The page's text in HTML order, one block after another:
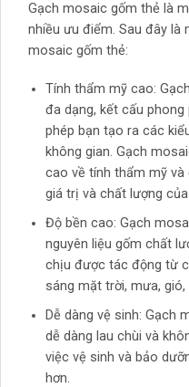
Gạch mosaic gốm thẻ là
nhiều ưu điểm. Sau đây là
mosaic gốm thẻ:
Tính thẩm mỹ cao:
đa dạng, kết cấu
phép bạn tạo ra các
không gian. Gạch
cao về tính thẩm mỹ và
giá trị và chất lượng
Độ bền cao: Gạch
nguyên liệu gốm chất
chịu được tác động từ
sáng mặt trời, mưa,
Dễ dàng vệ sinh: Gạch
dễ dàng lau chùi và
việc vệ sinh và bảo
hơn.